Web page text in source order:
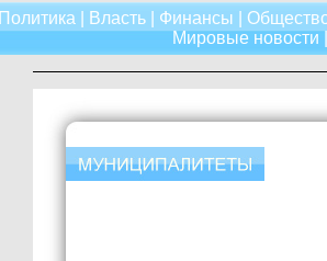
Политика Власть Финансы
Мировые новости